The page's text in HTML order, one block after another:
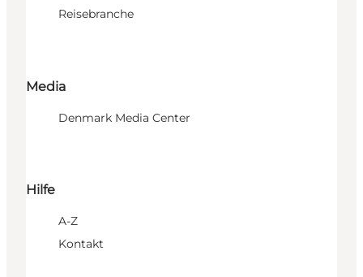
Reisebranche
Media
Denmark Media Center
Hilfe
A-Z
Kontakt